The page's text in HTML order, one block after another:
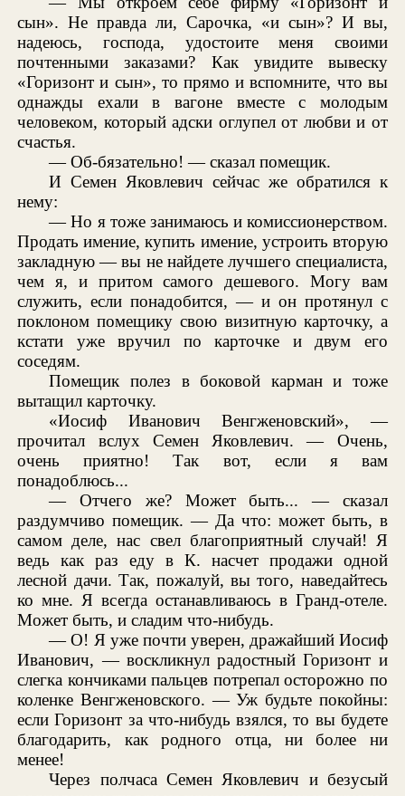
сын». Не правда ли, Сарочка, «и сын»? И вы,
надеюсь, господа, удостоите меня своими
почтенными заказами? Как увидите вывеску
«Горизонт и сын», то прямо и вспомните, что вы
однажды ехали в вагоне вместе с молодым
человеком, который адски оглупел от любви и от
счастья.
— Об-бязательно! — сказал помещик.
И Семен Яковлевич сейчас же обратился к
нему:
— Но я тоже занимаюсь и комиссионерством.
Продать имение, купить имение, устроить вторую
закладную — вы не найдете лучшего специалиста,
чем я, и притом самого дешевого. Могу вам
служить, если понадобится, — и он протянул с
поклоном помещику свою визитную карточку, а
кстати уже вручил по карточке и двум его
соседям.
Помещик полез в боковой карман и тоже
вытащил карточку.
«Иосиф Иванович Венгженовский», —
прочитал вслух Семен Яковлевич. — Очень,
очень приятно! Так вот, если я вам
понадоблюсь...
— Отчего же? Может быть... — сказал
раздумчиво помещик. — Да что: может быть, в
самом деле, нас свел благоприятный случай! Я
ведь как раз еду в К. насчет продажи одной
лесной дачи. Так, пожалуй, вы того, наведайтесь
ко мне. Я всегда останавливаюсь в Гранд-отеле.
Может быть, и сладим что-нибудь.
— О! Я уже почти уверен, дражайший Иосиф
Иванович, — воскликнул радостный Горизонт и
слегка кончиками пальцев потрепал осторожно по
коленке Венгженовского. — Уж будьте покойны:
если Горизонт за что-нибудь взялся, то вы будете
благодарить, как родного отца, ни более ни
менее!
Через полчаса Семен Яковлевич и безусый